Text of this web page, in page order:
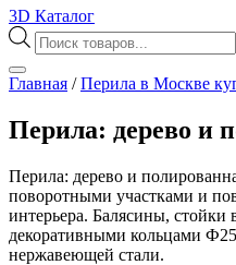
3D Каталог
Поиск
товаров
Главная /Перила в Москве
Перила: дерево и
Перила: дерево и
поворотными участками и
интерьера. Балясины,
декоративными кольцами
нержавеющей стали.